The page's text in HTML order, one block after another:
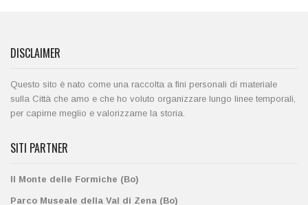
DISCLAIMER
Questo sito è nato come una raccolta a fini personali di materiale
sulla Città che amo e che ho voluto organizzare lungo linee temporali,
per capirne meglio e valorizzarne la storia.
SITI PARTNER
Il Monte delle Formiche (Bo)
Parco Museale della Val di Zena (Bo)